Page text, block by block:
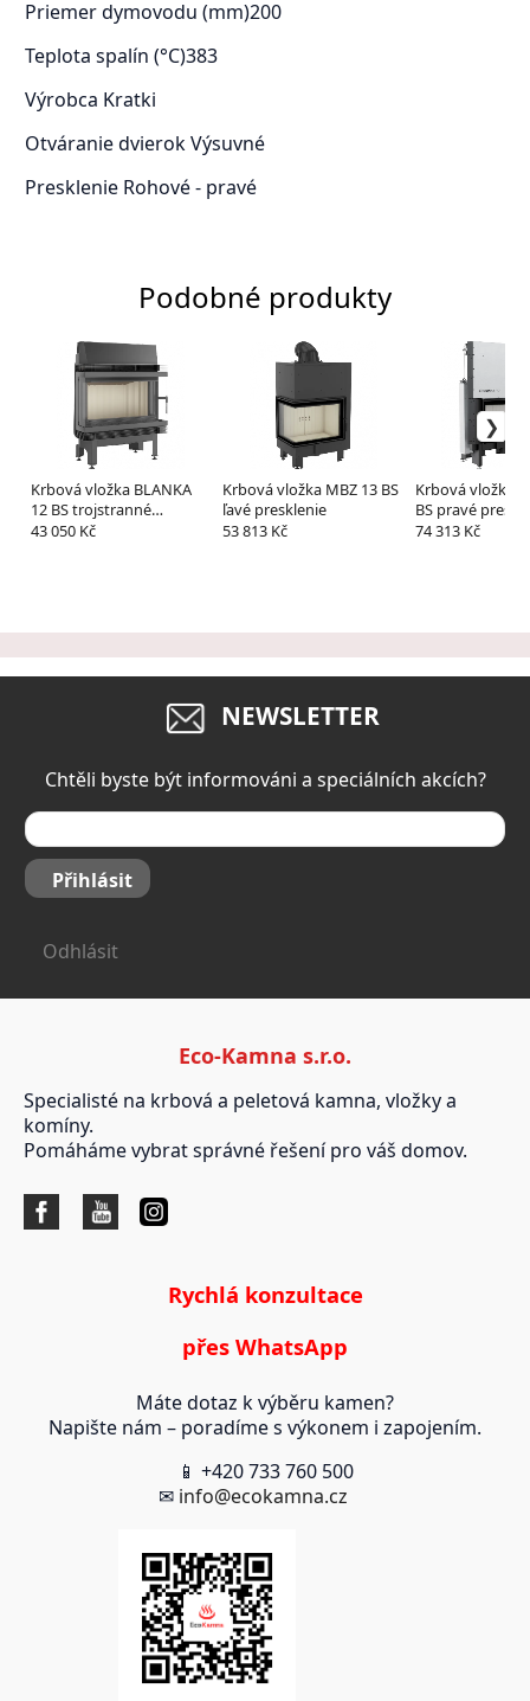
Priemer dymovodu (mm)200
Teplota spalín (°C)383
Výrobca Kratki
Otváranie dvierokVýsuvné
Presklenie Rohové - pravé
Podobné produkty
Krbová vložka BLANKA
12 BS trojstranné
prosklení
43 050 Kč
Krbová vložka MBZ 13 BS
ľavé presklenie
53 813 Kč
Krbová vložka
BS pravé
výsuvnym
74 313 Kč
NEWSLETTER
Chtěli byste být informováni a speciálních akcích?
Přihlásit
Odhlásit
Eco-Kamna s.r.o.
Specialisté na krbová a peletová kamna, vložky a
komíny.
Pomáháme vybrat správné řešení pro váš domov.
Rychlá konzultace
přes WhatsApp
Máte dotaz k výběru kamen?
Napište nám – poradíme s výkonem i zapojením.
📱 +420 733 760 500
✉ info@ecokamna.cz